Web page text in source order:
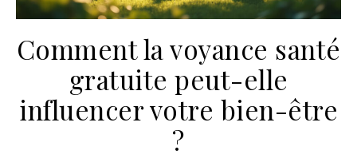
Comment la voyance santé
gratuite peut-elle
influencer votre bien-être
?